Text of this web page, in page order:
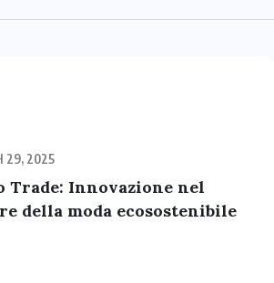
29, 2025
Trade: Innovazione nel
della moda ecosostenibile